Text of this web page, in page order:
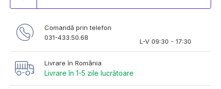
Comandă prin telefon
031-433.50.68
L-V 09:30 - 17:30
Livrare în România
Livrare în 1-5 zile lucrătoare